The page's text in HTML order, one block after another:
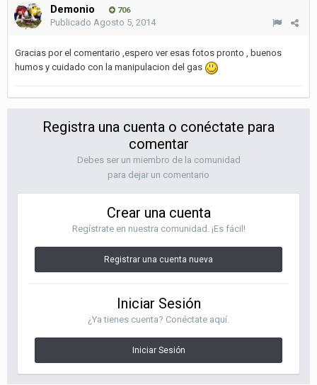
Demonio 706
Publicado Agosto 5, 2014
Gracias por el comentario ,espero ver esas fotos pronto , buenos
humos y cuidado con la manipulacion del gas
Registra una cuenta o conéctate para
comentar
Debes ser un miembro de la comunidad
para dejar un comentario
Crear una cuenta
Regístrate en nuestra comunidad. ¡Es fácil!
Registrar una cuenta nueva
Iniciar Sesión
¿Ya tienes cuenta? Conéctate aquí.
Iniciar Sesión